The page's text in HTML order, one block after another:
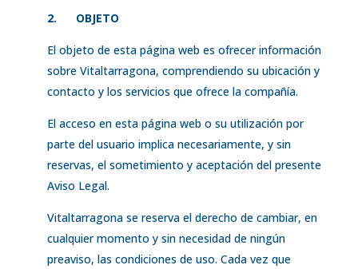
2. OBJETO
El objeto de esta página web es ofrecer información
sobre Vitaltarragona, comprendiendo su ubicación y
contacto y los servicios que ofrece la compañía.
El acceso en esta página web o su utilización por
parte del usuario implica necesariamente, y sin
reservas, el sometimiento y aceptación del presente
Aviso Legal.
Vitaltarragona se reserva el derecho de cambiar, en
cualquier momento y sin necesidad de ningún
preaviso, las condiciones de uso. Cada vez que